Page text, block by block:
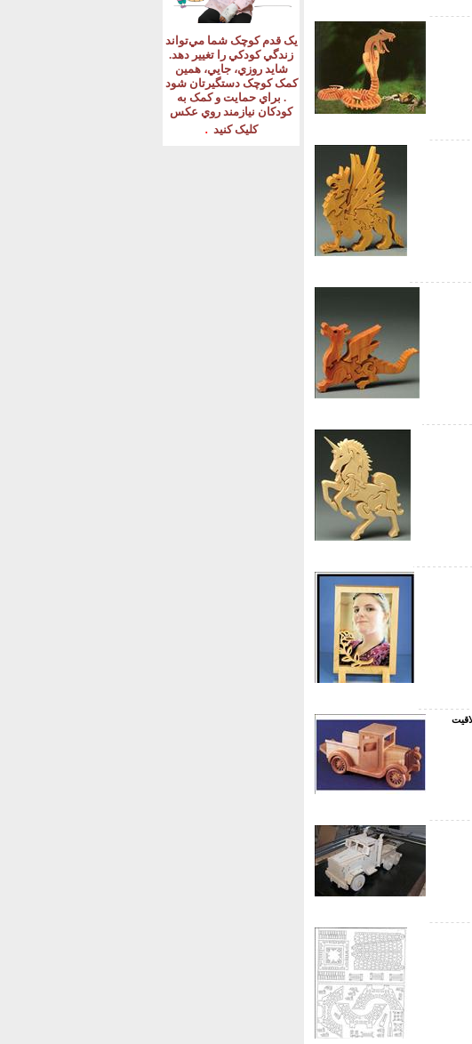
يک قدم کوچک شما مي‌تواند
زندگي کودکي را تغيير دهد.
شايد روزي، جايي، همين
کمک کوچک دستگيرتان شود
. براي حمايت و کمک به
کودکان نيازمند روي عکس
کليک کنيد .